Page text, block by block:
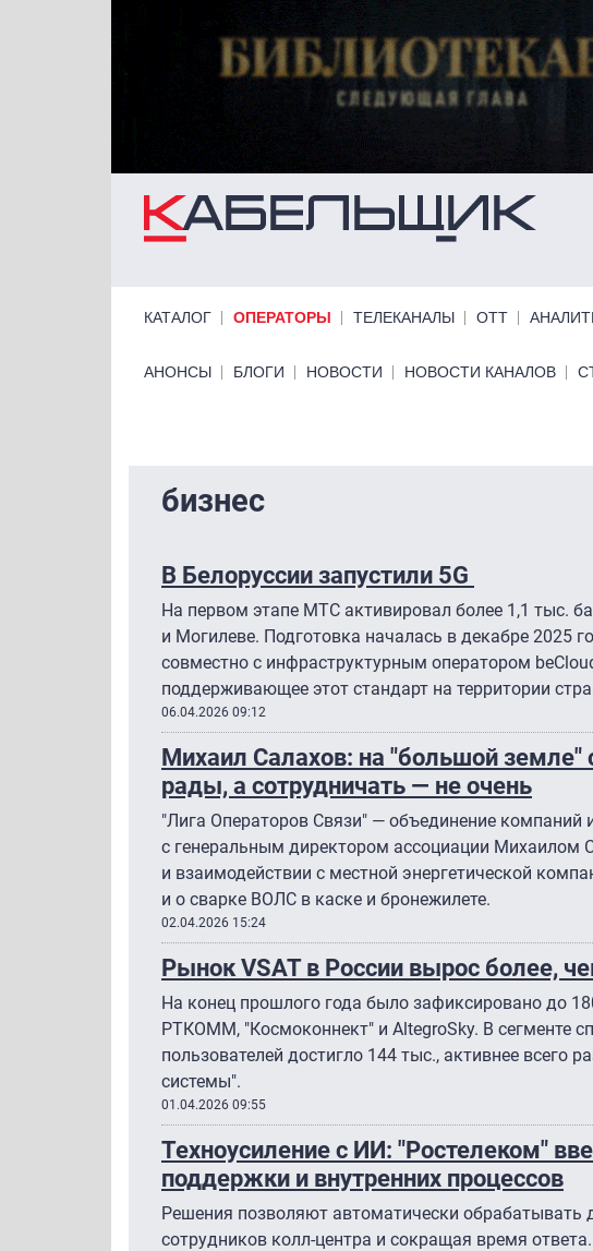
КАТАЛОГ ОПЕРАТОРЫ ТЕЛЕКАНАЛЫ ОТТ
Primary links bottom
АНОНСЫ БЛОГИ НОВОСТИ НОВОСТИ КАНАЛОВ
бизнес
В Белоруссии запустили 5G
На первом этапе МТС активировал более 1,1 тыс.
и Могилеве. Подготовка началась в декабре 2025
совместно с инфраструктурным оператором
поддерживающее этот стандарт на территории
06.04.2026 09:12
Михаил Салахов: на "большой земле"
рады, а сотрудничать — не очень
"Лига Операторов Связи" — объединение
с генеральным директором ассоциации Михаилом
и взаимодействии с местной энергетической
и о сварке ВОЛС в каске и бронежилете.
02.04.2026 15:24
Рынок VSAT в России вырос более,
На конец прошлого года было зафиксировано до
РТКОММ, "Космоконнект" и AltegroSky. В сегменте
пользователей достигло 144 тыс., активнее всего
системы".
01.04.2026 09:55
Техноусиление с ИИ: "Ростелеком"
поддержки и внутренних процессов
Решения позволяют автоматически обрабатывать
сотрудников колл-центра и сокращая время